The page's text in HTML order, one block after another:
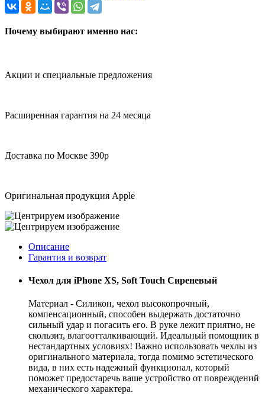
Почему выбирают именно нас:
Акции и специальные предложения
Расширенная гарантия на 24 месяца
Доставка по Москве 390р
Оригинальная продукция Apple
Описание
Гарантия и возврат
Чехол для iPhone XS, Soft Touch Сиреневый
Материал - Силикон, чехол высокопрочный,
компенсационный, способен выдержать достаточно
сильный удар и погасить его. В руке лежит приятно, не
скользит, влагоотталкивающий. Идеальный помощник в
нестандартных условиях! Важно использовать чехлы из
оригинального материала, тогда помимо эстетического
вида, в них есть надежный функционал, который
поможет предостаречь ваше устройство от повреждений
механического характера.